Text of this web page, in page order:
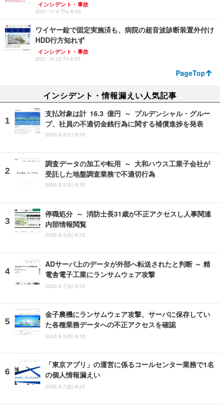
インシデント・事故
2021.11.4 Thu 8:05
ワイヤー錠で固定実施済も、病院の超音波診断装置外付け
HDD行方知れず
インシデント・事故
2021.10.22 Fri 8:05
PageTop
インシデント・情報漏えい人気記事
支払対象は計 16.3 億円 ～ プルデンシャル・グルー
プ、社員の不適切金銭行為に関する補償進捗を発表
2026.8.4(火) 8:05
調査データの加工や転用 ～ 大和ハウス工業子会社が
受託した地盤調査業務で不適切行為
2026.8.5(水) 8:05
停職処分 ～ 消防士長31歳が不正アクセスし人事関連
内部情報閲覧
2026.8.3(月) 8:05
ADサーバ上のデータが外部へ転送されたと判断 ～ 精
電舎電子工業にランサムウェア攻撃
2026.8.7(金) 8:05
金子農機にランサムウェア攻撃、サーバに保存してい
た各種業務データへの不正アクセスを確認
2026.8.3(月) 8:05
「東京アプリ」の運営に係るコールセンター業務で1名
の個人情報漏えい
2026.8.7(金) 8:05